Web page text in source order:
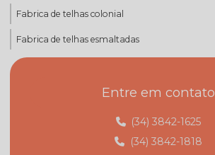
Fabrica de telhas colonial
Fabrica de telhas esmaltadas
Fabrica de telhas mg
Fabrica de telhas minas gerais
Fábrica de telhas em monte carmelo
Fábrica de telhas em monte carmelo mg
Entre em contato
(34) 3842-1625
(34) 3842-1818